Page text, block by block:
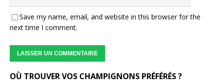
Save my name, email, and website in this browser for the
next time I comment.
OÙ TROUVER VOS CHAMPIGNONS PRÉFÉRÉS ?